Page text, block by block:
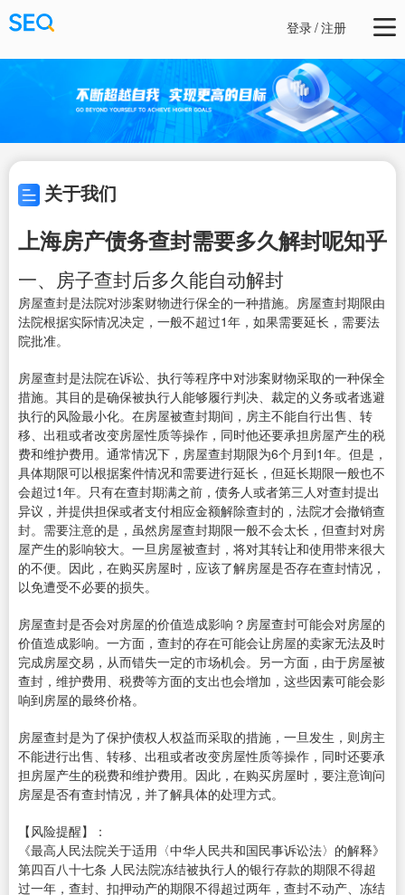
登录/注册
关于我们
上海房产债务查封需要多久解封呢知乎
一、房子查封后多久能自动解封
房屋查封是法院对涉案财物进行保全的一种措施。房屋查封期限由
法院根据实际情况决定，一般不超过1年，如果需要延长，需要法
院批准。
房屋查封是法院在诉讼、执行等程序中对涉案财物采取的一种保全
措施。其目的是确保被执行人能够履行判决、裁定的义务或者逃避
执行的风险最小化。在房屋被查封期间，房主不能自行出售、转
移、出租或者改变房屋性质等操作，同时他还要承担房屋产生的税
费和维护费用。通常情况下，房屋查封期限为6个月到1年。但是，
具体期限可以根据案件情况和需要进行延长，但延长期限一般也不
会超过1年。只有在查封期满之前，债务人或者第三人对查封提出
异议，并提供担保或者支付相应金额解除查封的，法院才会撤销查
封。需要注意的是，虽然房屋查封期限一般不会太长，但查封对房
屋产生的影响较大。一旦房屋被查封，将对其转让和使用带来很大
的不便。因此，在购买房屋时，应该了解房屋是否存在查封情况，
以免遭受不必要的损失。
房屋查封是否会对房屋的价值造成影响？房屋查封可能会对房屋的
价值造成影响。一方面，查封的存在可能会让房屋的卖家无法及时
完成房屋交易，从而错失一定的市场机会。另一方面，由于房屋被
查封，维护费用、税费等方面的支出也会增加，这些因素可能会影
响到房屋的最终价格。
房屋查封是为了保护债权人权益而采取的措施，一旦发生，则房主
不能进行出售、转移、出租或者改变房屋性质等操作，同时还要承
担房屋产生的税费和维护费用。因此，在购买房屋时，要注意询问
房屋是否有查封情况，并了解具体的处理方式。
【风险提醒】：
《最高人民法院关于适用〈中华人民共和国民事诉讼法〉的解释》
第四百八十七条 人民法院冻结被执行人的银行存款的期限不得超
过一年，查封、扣押动产的期限不得超过两年，查封不动产、冻结